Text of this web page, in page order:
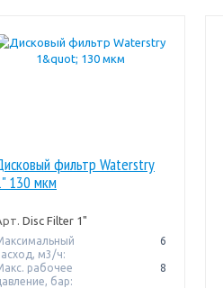
фильтр Waterstry
130 мкм
Disc Filter 1"
м3/ч:
6
рабочее
бар:
8